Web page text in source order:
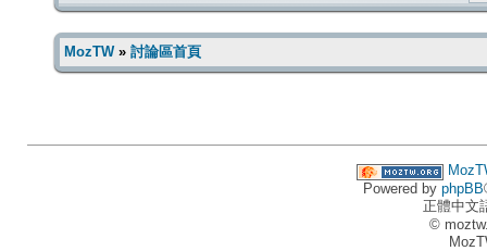
MozTW» 討論區首頁
Powered by phpBB
正體中文
©